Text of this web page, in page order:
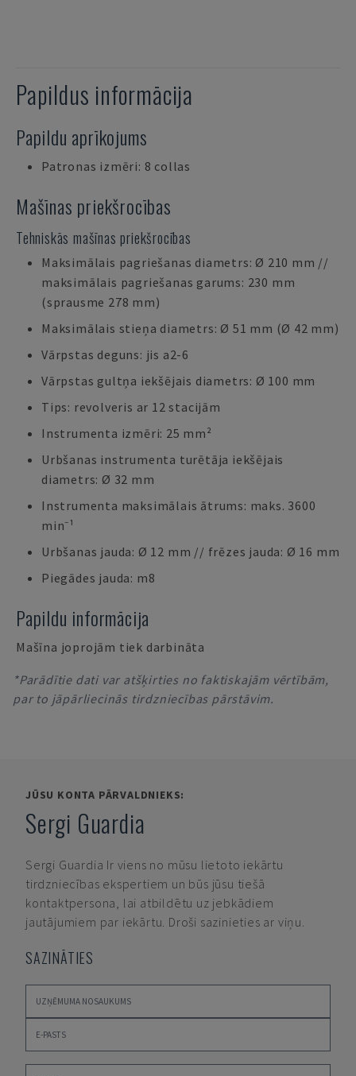
Papildus informācija
Papildu aprīkojums
Patronas izmēri: 8 collas
Mašīnas priekšrocības
Tehniskās mašīnas priekšrocības
Maksimālais pagriešanas diametrs: Ø 210 mm //
maksimālais pagriešanas garums: 230 mm
(sprausme 278 mm)
Maksimālais stieņa diametrs: Ø 51 mm (Ø 42 mm)
Vārpstas deguns: jis a2-6
Vārpstas gultņa iekšējais diametrs: Ø 100 mm
Tips: revolveris ar 12 stacijām
Instrumenta izmēri: 25 mm²
Urbšanas instrumenta turētāja iekšējais
diametrs: Ø 32 mm
Instrumenta maksimālais ātrums: maks. 3600
min⁻¹
Urbšanas jauda: Ø 12 mm // frēzes jauda: Ø 16 mm
Piegādes jauda: m8
Papildu informācija
Mašīna joprojām tiek darbināta
*Parādītie dati var atšķirties no faktiskajām vērtībām,
par to jāpārliecinās tirdzniecības pārstāvim.
JŪSU KONTA PĀRVALDNIEKS:
Sergi Guardia
Sergi Guardia Ir viens no mūsu lietoto iekārtu
tirdzniecības ekspertiem un būs jūsu tiešā
kontaktpersona, lai atbildētu uz jebkādiem
jautājumiem par iekārtu. Droši sazinieties ar viņu.
SAZINĀTIES